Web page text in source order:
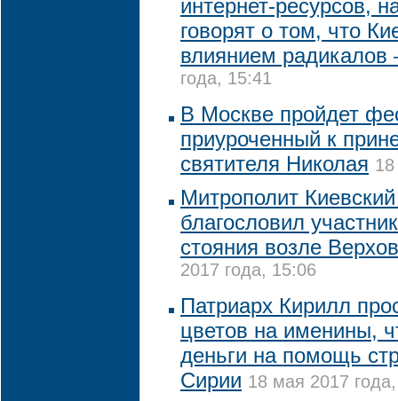
интернет-ресурсов,
говорят о том, что
влиянием радикалов
года, 15:41
В Москве пройдет
приуроченный к
святителя Николая
Митрополит
благословил
стояния возле
2017 года, 15:06
Патриарх Кирилл
цветов на именины,
деньги на помощь
Сирии 18 мая 2017